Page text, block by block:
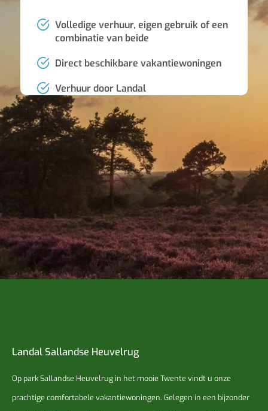
Volledige verhuur, eigen gebruik of een
combinatie van beide
Direct beschikbare vakantiewoningen
Verhuur door Landal
Landal Sallandse Heuvelrug
Op park Sallandse Heuvelrug in het mooie Twente vindt u onze
prachtige comfortabele vakantiewoningen. Gelegen in een bijzonder